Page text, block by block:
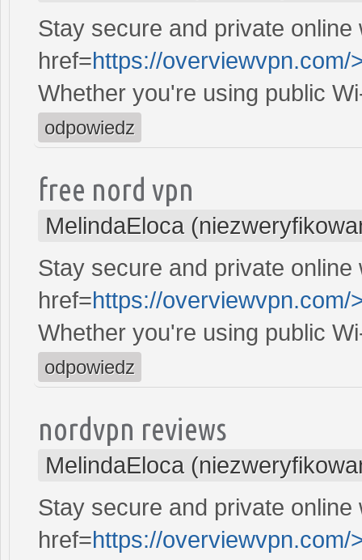
Stay secure and private online
href=https://overviewvpn.com/
Whether you're using public
odpowiedz
free nord vpn
MelindaEloca
Stay secure and private online
href=https://overviewvpn.com/
Whether you're using public
odpowiedz
nordvpn reviews
MelindaEloca
Stay secure and private online
href=https://overviewvpn.com/